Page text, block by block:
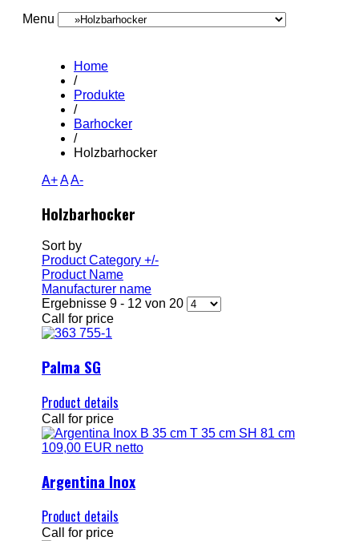
Menu
Home
/
Produkte
/
Barhocker
/
Holzbarhocker
A+AA-
Holzbarhocker
Sort by
Product Category +/-
Product Name
Manufacturer name
Ergebnisse 9 - 12 von 20
Call for price
Palma SG
Product details
Call for price
Argentina Inox
Product details
Call for price